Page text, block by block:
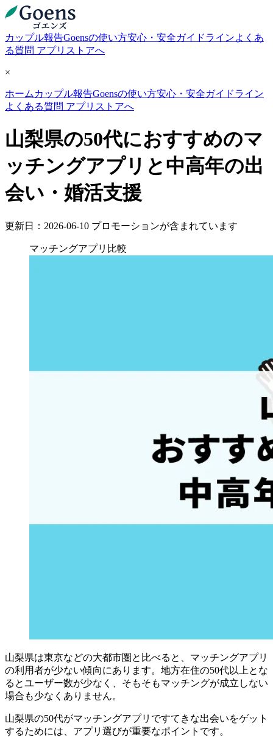
カップル報告Goensの使い方安心・安全ガイドラインよくあ
る質問 アプリストアへ
×
ホーム カップル報告Goensの使い方安心・安全ガイドライン
よくある質問 アプリストアへ
山梨県の50代におすすめのマ
ッチングアプリと中高年の出
会い・婚活支援
更新日：2026-06-10 プロモーションが含まれています
マッチングアプリ比較
山梨県は東京などの大都市圏と比べると、マッチングアプリ
の利用者が少ない傾向にあります。地方在住の50代以上とな
るとユーザー数が少なく、そもそもマッチングが成立しない
場合も少なくありません。
山梨県の50代がマッチングアプリですてきな出会いをゲット
するためには、アプリ選びが重要なポイントです。